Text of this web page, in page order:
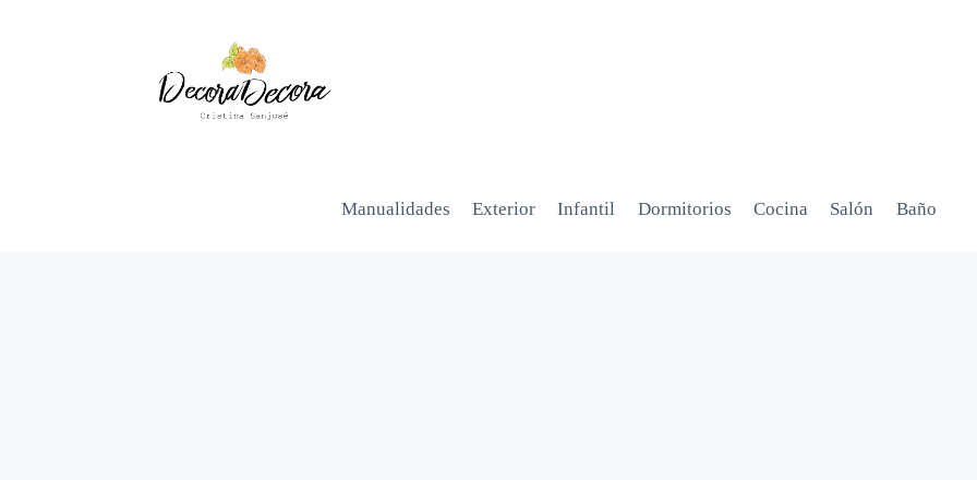
Manualidades Exterior Infantil Dormitorios Cocina Salón Baño